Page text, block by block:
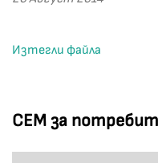
СЕМ за
Изтегли файла